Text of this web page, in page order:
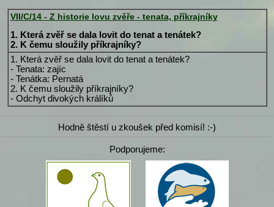
VII/C/14 - Z historie lovu zvěře - tenata, příkrajníky
1. Která zvěř se dala lovit do tenat a tenátek?
2. K čemu sloužily příkrajníky?
1. Která zvěř se dala lovit do tenat a tenátek?
- Tenata: zajíc
- Tenátka: Pernatá
2. K čemu sloužily příkrajníky?
- Odchyt divokých králíků
Hodně štěstí u zkoušek před komisí! :-)
Podporujeme: